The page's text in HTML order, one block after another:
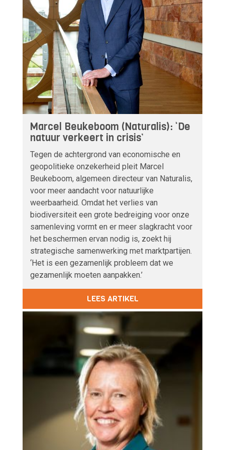
Marcel Beukeboom (Naturalis): ‘De
natuur verkeert in crisis’
Tegen de achtergrond van economische en
geopolitieke onzekerheid pleit Marcel
Beukeboom, algemeen directeur van Naturalis,
voor meer aandacht voor natuurlijke
weerbaarheid. Omdat het verlies van
biodiversiteit een grote bedreiging voor onze
samenleving vormt en er meer slagkracht voor
het beschermen ervan nodig is, zoekt hij
strategische samenwerking met marktpartijen.
‘Het is een gezamenlijk probleem dat we
gezamenlijk moeten aanpakken.’
LEES ARTIKEL